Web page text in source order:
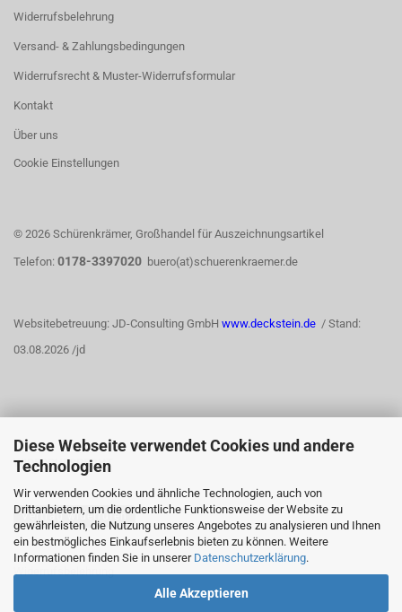
Diese Webseite verwendet Cookies und andere
Technologien
Wir verwenden Cookies und ähnliche Technologien, auch von
Drittanbietern, um die ordentliche Funktionsweise der Website zu
gewährleisten, die Nutzung unseres Angebotes zu analysieren und Ihnen
ein bestmögliches Einkaufserlebnis bieten zu können. Weitere
Informationen finden Sie in unserer Datenschutzerklärung.
Alle Akzeptieren
Widerrufsbelehrung
Versand- & Zahlungsbedingungen
Widerrufsrecht & Muster-Widerrufsformular
Kontakt
Über uns
Cookie Einstellungen
© 2026 Schürenkrämer, Großhandel für Auszeichnungsartikel
Telefon: 0178-3397020 buero(at)schuerenkraemer.de
Websitebetreuung: JD-Consulting GmbH www.deckstein.de / Stand:
03.08.2026 /jd
WIDERRUFSRECHT
Vertrag widerrufen
Widerrufsbelehrung